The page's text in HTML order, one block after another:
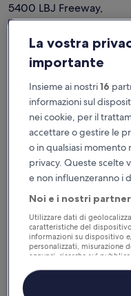
5400 LBJ Freeway,
Stati Uniti.
Numero di telefono
Quando prenoti un
Termini di servizio)
contratto con il
Expedia Travel (come
sistemazioni.
Quando stipuli un
definito di seguito) o
troverai i dettagli
completi la
La vostra
importante
Insieme ai nostri16
informazioni sul
nei cookie, per il
accettare o gestire le
o in qualsiasi momento
privacy. Queste scelte
e non influenzeranno i
Noi e i nostri
Utilizzare dati di
caratteristiche del
informazioni su dispositivo
personalizzati, misurazione
annunci, ricerche sul
Elenco dei partner